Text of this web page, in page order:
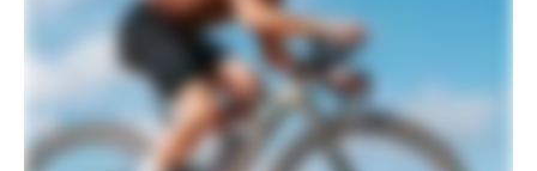
WTB Vulpine TCS Light, 700x45c,
tubeless ready
COMPONENTS
Handlebar
Easton EA70 AX, alloy, 16 deg flare,
120mm drop: 400mm (47cm), 420mm
(51-54), 440mm (56-61cm)